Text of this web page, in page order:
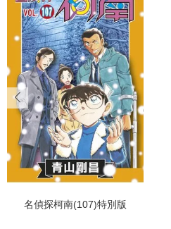
加入購物車
名偵探柯南(107)特別版